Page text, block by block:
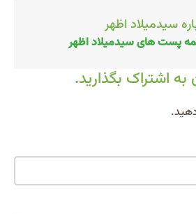
سیدمیلاد اظهر
پست های سیدمیلاد اظهر
به اشتراک بگذارید.